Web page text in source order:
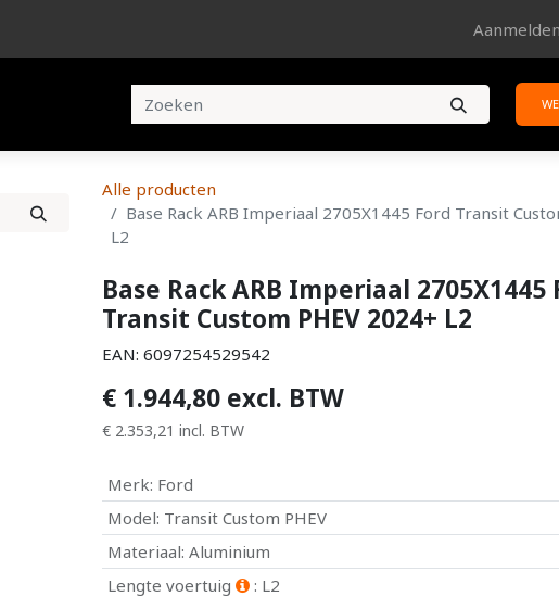
Aanmelden
Alle producten
Base Rack ARB Imperiaal 2705X1445 Ford Transit
L2
Base Rack ARB Imperiaal 2705X1445
Transit Custom PHEV 2024+ L2
EAN: 6097254529542
€ 1.944,80 excl. BTW
€ 2.353,21 incl. BTW
Merk: Ford
Model: Transit Custom PHEV
Materiaal: Aluminium
Lengte voertuig
: L2